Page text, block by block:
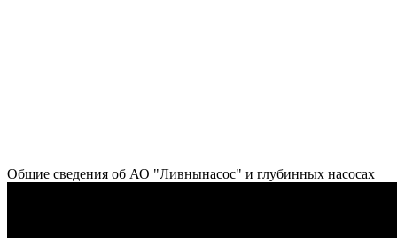
Общие сведения об АО "Ливнынасос" и глубинных насосах